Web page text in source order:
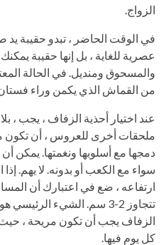
الزواج.
في الوقت الحاضر ، تبدو حقيبة
عصرية للغاية ، بل إنها حقيبة
والمسحوق ومنديل. في الحالة
من القماش الذي يكمن وراء
عند اختيار أحذية الزفاف ، يجب ،
ملحقات أخرى للعروس ، أن تكون
دمجها مع أسلوبها ونغمتها. يمكن
سواء مع الكعب أو بدونه. لا يهم.
ارتفاعه ، ضع في اعتبارك أن
تتجاوز 2-3 سم. الشيء
الزفاف يجب أن تكون مريحة ،
كل يوم فيها.